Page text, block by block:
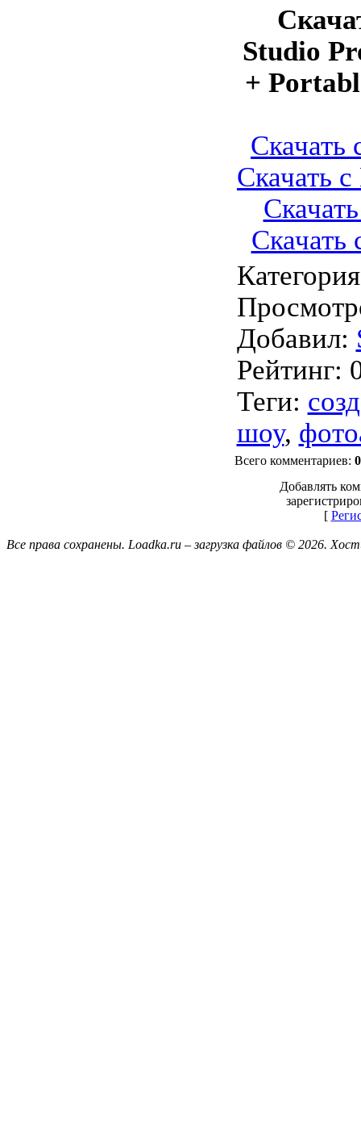
Studio
+
Скачать
Скачать
Скачать
Категория
Добавил:
Рейтинг:
Теги:
шоу,
Всего комментариев: 0
Добавлять
[
Все права сохранены. Loadka.ru – загрузка файлов © 2026.